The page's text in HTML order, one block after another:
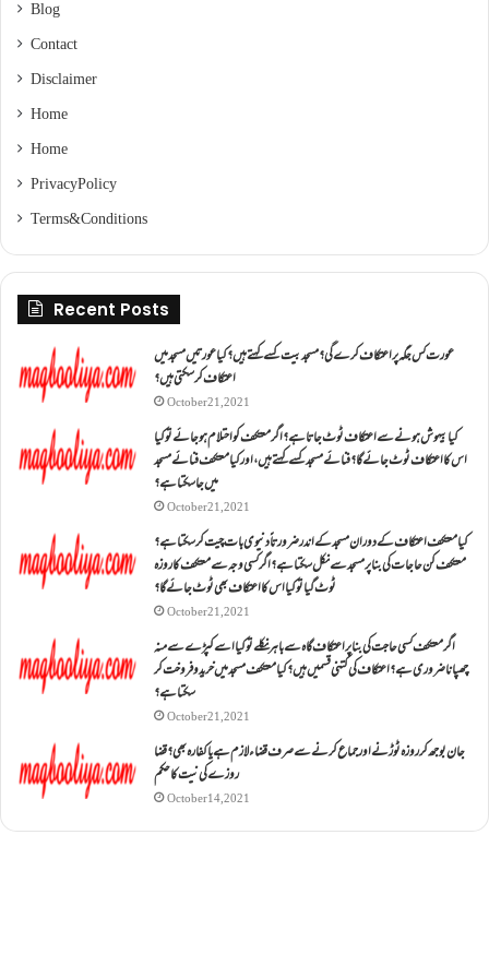
Blog
Contact
Disclaimer
Home
Home
Privacy Policy
Terms & Conditions
Recent Posts
عورت کس جگہ پر اعتکاف کرے گی؟مسجد بیت کسے کہتے ہیں؟کیا عورتیں مسجد میں
اعتکاف کر سکتی ہیں؟
October 21, 2021
کیا بیہوش ہونے سے اعتکاف ٹوٹ جاتا ہے؟ اگر معتکف کو احتلام ہو جائے تو کیا
اس کا اعتکاف ٹوٹ جائے گا؟فنائے مسجد کسے کہتے ہیں ، اور کیا معتکف فنائے مسجد
میں جا سکتا ہے؟
October 21, 2021
کیا معتکف اعتکاف کے دوران مسجد کے اندر ضرورتاً دنیوی بات چیت کر سکتا ہے؟
معتکف کن حاجات کی بنا پر مسجد سے نکل سکتا ہے؟ اگر کسی وجہ سے معتکف کا روزہ
ٹوٹ گیا تو کیا اس کا اعتکاف بھی ٹوٹ جائے گا؟
October 21, 2021
اگر معتکف کسی حاجت کی بنا پر اعتکاف گاہ سے باہر نکلے تو کیا اسے کپڑے سے منہ
چھپانا ضروری ہے؟اعتکاف کی کتنی قسمیں ہیں؟کیا معتکف مسجد میں خرید و فروخت کر
سکتا ہے؟
October 21, 2021
جان بوجھ کر روزہ ٹوڑنے اور جماع کرنے سے صرف قضاء لازم ہے یا کفارہ بھی؟ قضا
روزے کی نیت کا حکم
October 14, 2021